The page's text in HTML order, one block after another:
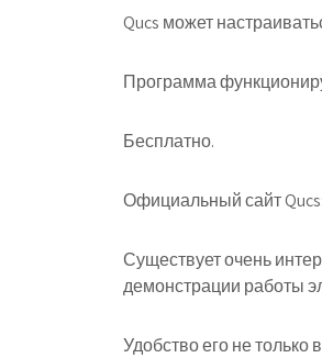
Qucs может
Программа
Бесплатно.
Официальный сайт
Существует очень
демонстрации работы
Удобство его не только